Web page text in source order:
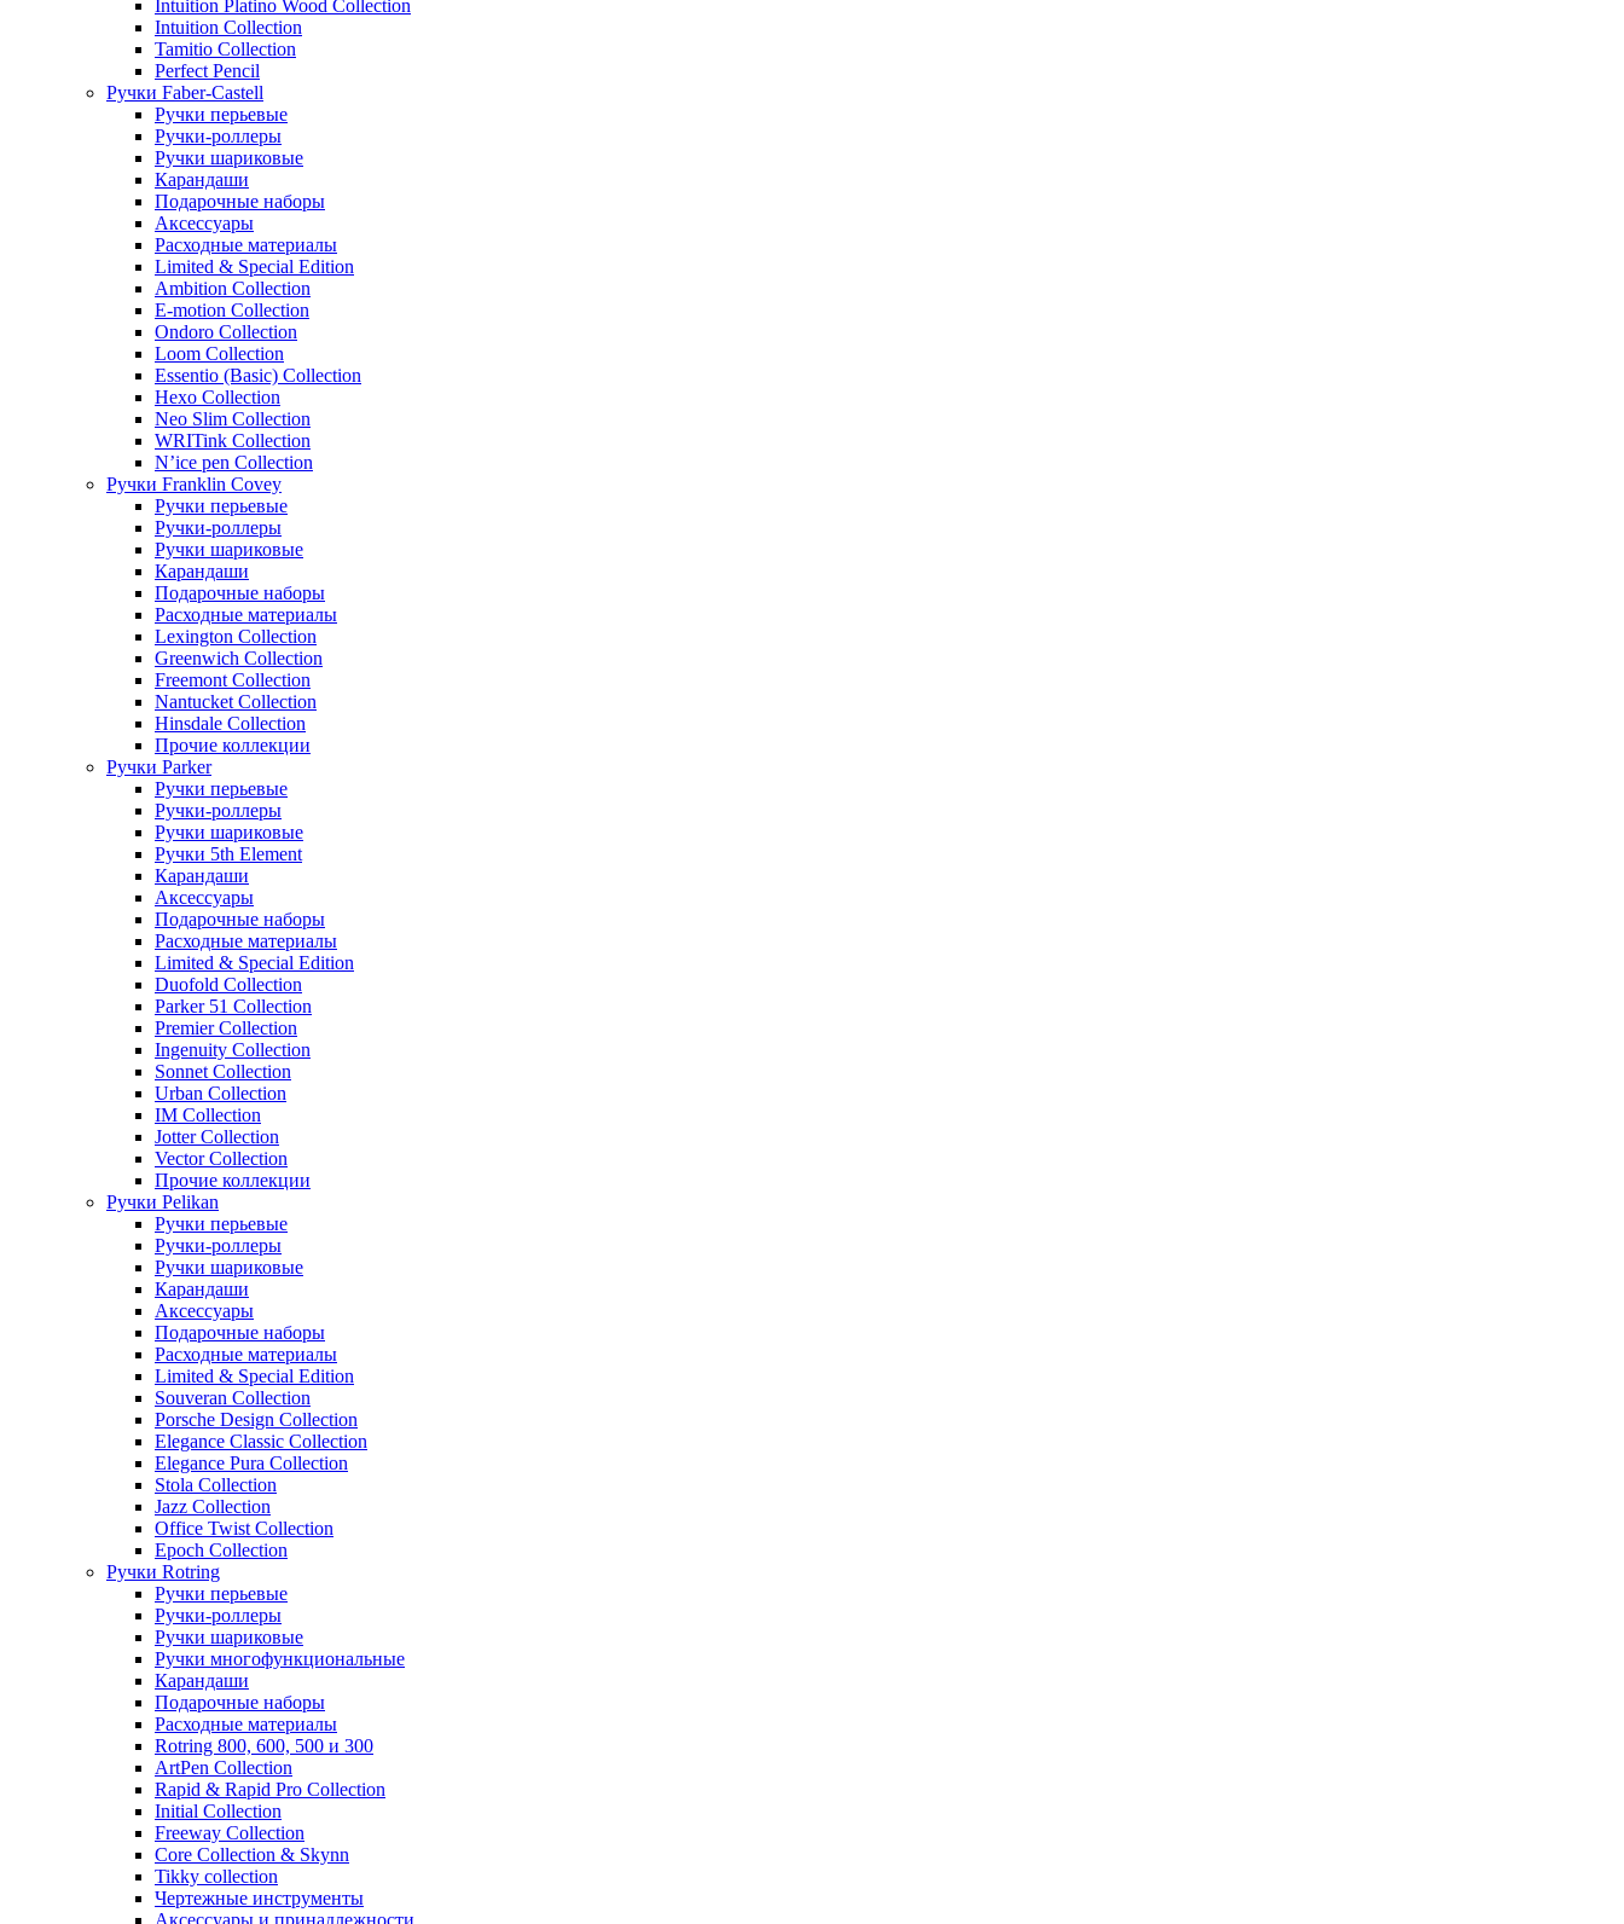
Intuition Platino Wood Collection
Intuition Collection
Tamitio Collection
Perfect Pencil
Ручки Faber-Castell
Ручки перьевые
Ручки-роллеры
Ручки шариковые
Карандаши
Подарочные наборы
Аксессуары
Расходные материалы
Limited & Special Edition
Ambition Collection
E-motion Collection
Ondoro Collection
Loom Collection
Essentio (Basic) Collection
Hexo Collection
Neo Slim Collection
WRITink Collection
N’ice pen Collection
Ручки Franklin Covey
Ручки перьевые
Ручки-роллеры
Ручки шариковые
Карандаши
Подарочные наборы
Расходные материалы
Lexington Collection
Greenwich Collection
Freemont Collection
Nantucket Collection
Hinsdale Collection
Прочие коллекции
Ручки Parker
Ручки перьевые
Ручки-роллеры
Ручки шариковые
Ручки 5th Element
Карандаши
Аксессуары
Подарочные наборы
Расходные материалы
Limited & Special Edition
Duofold Collection
Parker 51 Collection
Premier Collection
Ingenuity Collection
Sonnet Collection
Urban Collection
IM Collection
Jotter Collection
Vector Collection
Прочие коллекции
Ручки Pelikan
Ручки перьевые
Ручки-роллеры
Ручки шариковые
Карандаши
Аксессуары
Подарочные наборы
Расходные материалы
Limited & Special Edition
Souveran Collection
Porsche Design Collection
Elegance Classic Collection
Elegance Pura Collection
Stola Collection
Jazz Collection
Office Twist Collection
Epoch Collection
Ручки Rotring
Ручки перьевые
Ручки-роллеры
Ручки шариковые
Ручки многофункциональные
Карандаши
Подарочные наборы
Расходные материалы
Rotring 800, 600, 500 и 300
ArtPen Collection
Rapid & Rapid Pro Collection
Initial Collection
Freeway Collection
Core Collection & Skynn
Tikky collection
Чертежные инструменты
Аксессуары и принадлежности